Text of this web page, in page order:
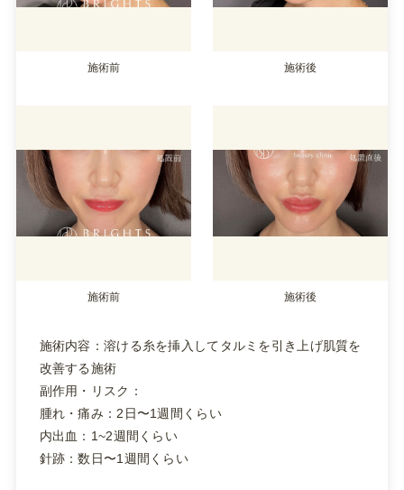
施術前 施術後
施術前 施術後
施術内容：溶ける糸を挿入してタルミを引き上げ肌質を
改善する施術
副作用・リスク：
腫れ・痛み：2日〜1週間くらい
内出血：1~2週間くらい
針跡：数日〜1週間くらい